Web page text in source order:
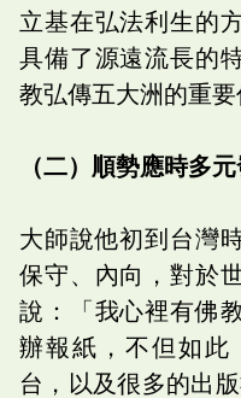
立基在弘法利生的
具備了源遠流長的
教弘傳五大洲的重要
（二）順勢應時多
大師說他初到台灣
保守、內向，對於
說：「我心裡有佛
辦報紙，不但如此
台，以及很多的出